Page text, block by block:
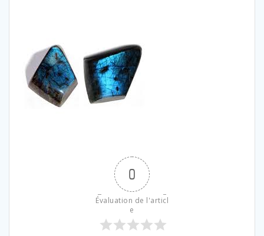
0
Évaluation de l'articl
e